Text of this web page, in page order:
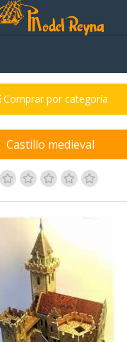
Comprar por categoría
Castillo medieval